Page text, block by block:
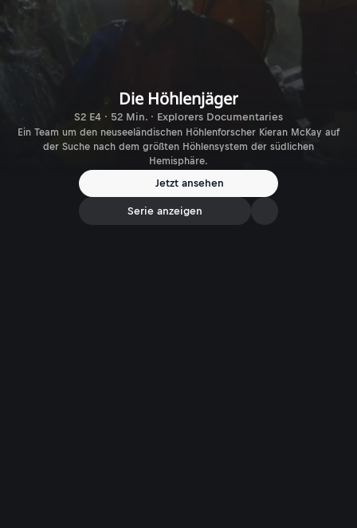
Die Höhlenjäger
S2 E4 · 52 Min. · Explorers Documentaries
Ein Team um den neuseeländischen Höhlenforscher Kieran McKay auf
der Suche nach dem größten Höhlensystem der südlichen
Hemisphäre.
Jetzt ansehen
Serie anzeigen